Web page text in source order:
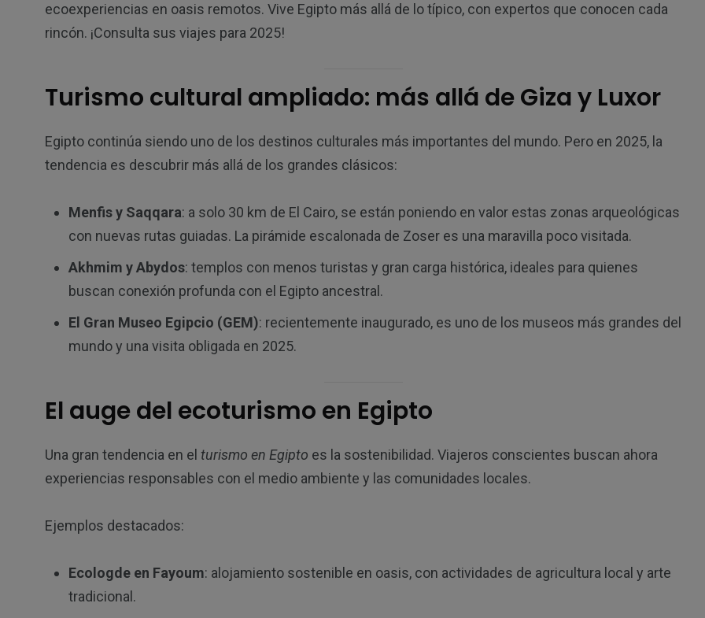
ecoexperiencias en oasis remotos. Vive Egipto más allá de lo típico, con expertos que conocen cada
rincón. ¡Consulta sus viajes para 2025!
Turismo cultural ampliado: más allá de Giza y Luxor
Egipto continúa siendo uno de los destinos culturales más importantes del mundo. Pero en 2025, la
tendencia es descubrir más allá de los grandes clásicos:
Menfis y Saqqara: a solo 30 km de El Cairo, se están poniendo en valor estas zonas arqueológicas
con nuevas rutas guiadas. La pirámide escalonada de Zoser es una maravilla poco visitada.
Akhmim y Abydos: templos con menos turistas y gran carga histórica, ideales para quienes
buscan conexión profunda con el Egipto ancestral.
El Gran Museo Egipcio (GEM): recientemente inaugurado, es uno de los museos más grandes del
mundo y una visita obligada en 2025.
El auge del ecoturismo en Egipto
Una gran tendencia en el turismo en Egipto es la sostenibilidad. Viajeros conscientes buscan ahora
experiencias responsables con el medio ambiente y las comunidades locales.
Ejemplos destacados:
Ecologde en Fayoum: alojamiento sostenible en oasis, con actividades de agricultura local y arte
tradicional.